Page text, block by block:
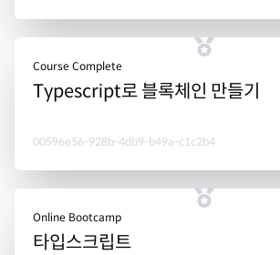
Course Complete
Typescript로 블록체인 만들기
00596e56-928b-4db9-b49a-c1c2b4
Online Bootcamp
타입스크립트